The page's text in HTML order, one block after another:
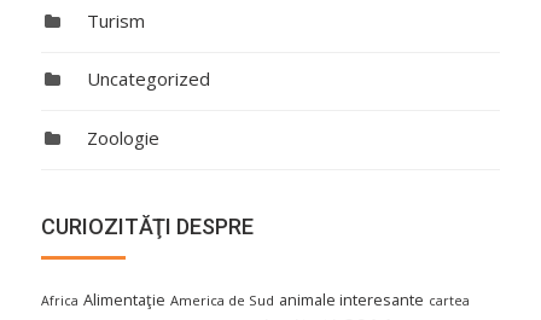
Turism
Uncategorized
Zoologie
CURIOZITĂŢI DESPRE
Africa Alimentaţie America de Sud animale interesante cartea